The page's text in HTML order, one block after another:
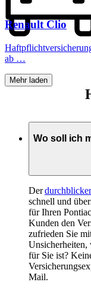
Renault Clio
ab …
Mehr laden
Wo soll ich
Der
schnell und
für Ihren Pontiac
Kunden den
zufrieden Sie
Unsicherheiten,
für Sie ist?
Mail.